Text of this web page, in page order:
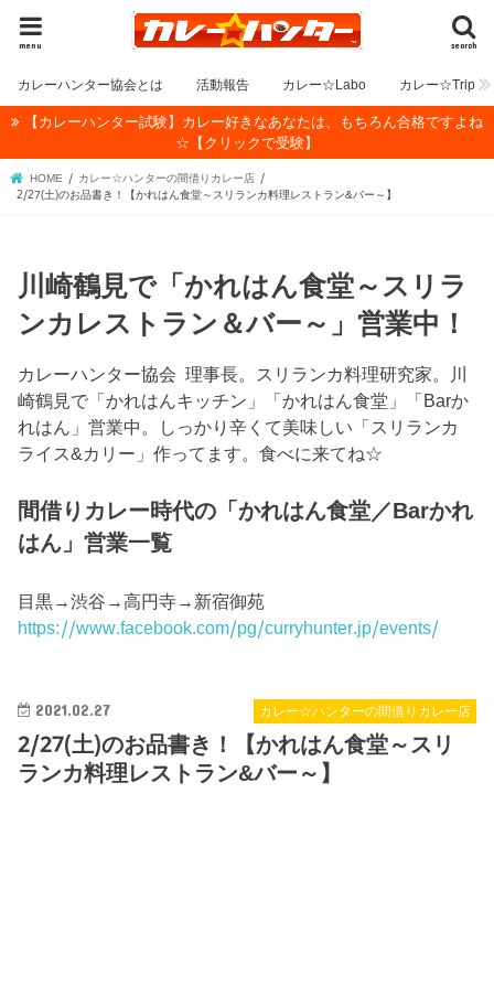
search
menu
カレーハンター協会とは 活動報告 カレー☆Labo カレー☆Trip
【カレーハンター試験】カレー好きなあなたは、もちろん合格ですよね
☆【クリックで受験】
HOME
カレー☆ハンターの間借りカレー店
2/27(土)のお品書き！【かれはん食堂～スリランカ料理レストラン&バー～】
川崎鶴見で「かれはん食堂～スリラ
ンカレストラン＆バー～」営業中！
カレーハンター協会 理事長。スリランカ料理研究家。川
崎鶴見で「かれはんキッチン」「かれはん食堂」「Barか
れはん」営業中。しっかり辛くて美味しい「スリランカ
ライス&カリー」作ってます。食べに来てね☆
間借りカレー時代の「かれはん食堂／Barかれ
はん」営業一覧
目黒→渋谷→高円寺→新宿御苑
https://www.facebook.com/pg/curryhunter.jp/events/
カレー☆ハンターの間借りカレー店
2021.02.27
2/27(土)のお品書き！【かれはん食堂～スリ
ランカ料理レストラン&バー～】